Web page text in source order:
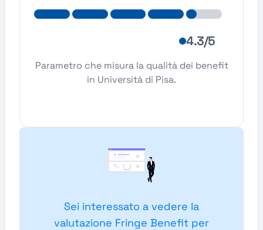
4.3/5
Parametro che misura la qualità dei benefit
in Università di Pisa.
Sei interessato a vedere la
valutazione Fringe Benefit per